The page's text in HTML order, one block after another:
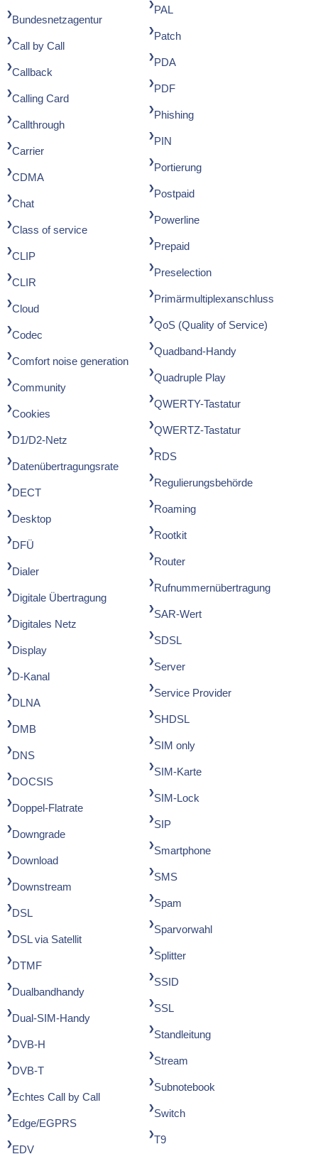
Bundesnetzagentur
Call by Call
Callback
Calling Card
Callthrough
Carrier
CDMA
Chat
Class of service
CLIP
CLIR
Cloud
Codec
Comfort noise generation
Community
Cookies
D1/D2-Netz
Datenübertragungsrate
DECT
Desktop
DFÜ
Dialer
Digitale Übertragung
Digitales Netz
Display
D-Kanal
DLNA
DMB
DNS
DOCSIS
Doppel-Flatrate
Downgrade
Download
Downstream
DSL
DSL via Satellit
DTMF
Dualbandhandy
Dual-SIM-Handy
DVB-H
DVB-T
Echtes Call by Call
Edge/EGPRS
EDV
PAL
Patch
PDA
PDF
Phishing
PIN
Portierung
Postpaid
Powerline
Prepaid
Preselection
Primärmultiplexanschluss
QoS (Quality of Service)
Quadband-Handy
Quadruple Play
QWERTY-Tastatur
QWERTZ-Tastatur
RDS
Regulierungsbehörde
Roaming
Rootkit
Router
Rufnummernübertragung
SAR-Wert
SDSL
Server
Service Provider
SHDSL
SIM only
SIM-Karte
SIM-Lock
SIP
Smartphone
SMS
Spam
Sparvorwahl
Splitter
SSID
SSL
Standleitung
Stream
Subnotebook
Switch
T9